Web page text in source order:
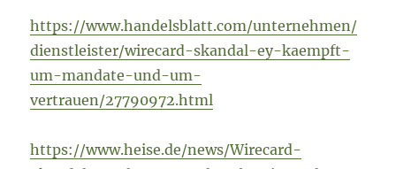
https://www.handelsblatt.com/unternehmen/
dienstleister/wirecard-skandal-ey-kaempft-
um-mandate-und-um-
vertrauen/27790972.html
https://www.heise.de/news/Wirecard-